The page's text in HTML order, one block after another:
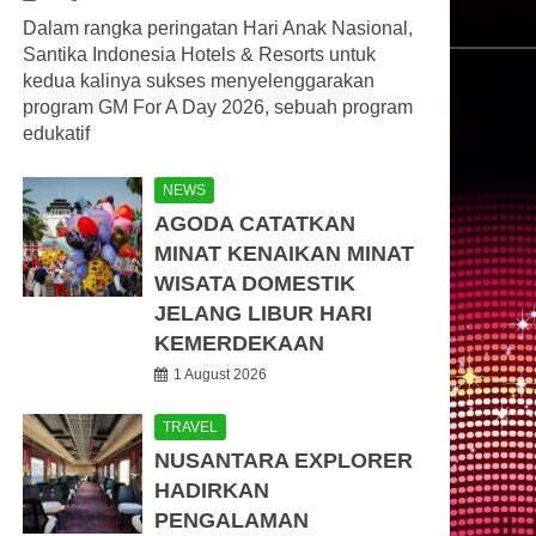
Dalam rangka peringatan Hari Anak Nasional,
Santika Indonesia Hotels & Resorts untuk
kedua kalinya sukses menyelenggarakan
program GM For A Day 2026, sebuah program
edukatif
NEWS
AGODA CATATKAN
MINAT KENAIKAN MINAT
WISATA DOMESTIK
JELANG LIBUR HARI
KEMERDEKAAN
1 August 2026
TRAVEL
NUSANTARA EXPLORER
HADIRKAN
PENGALAMAN